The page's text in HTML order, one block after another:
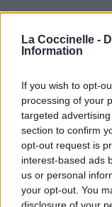
La Coccinelle -
Information
If you wish to opt-
processing of your
targeted
section to confirm
opt-out request is
interest-based ads
us or personal
your opt-out. You